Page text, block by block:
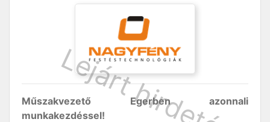
Műszakvezető Egerben azonnali
munkakezdéssel!